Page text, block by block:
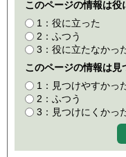
このページの情報は役
1：役に立った
2：ふつう
3：役に立たなかっ
このページの情報は見
1：見つけやすかっ
2：ふつう
3：見つけにくかっ